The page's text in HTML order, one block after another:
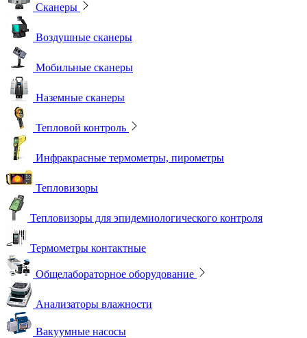
Сканеры
Воздушные сканеры
Мобильные сканеры
Наземные сканеры
Тепловой контроль
Инфракрасные термометры, пирометры
Тепловизоры
Тепловизоры для эпидемиологического контроля
Термометры контактные
Общелабораторное оборудование
Анализаторы влажности
Вакуумные насосы